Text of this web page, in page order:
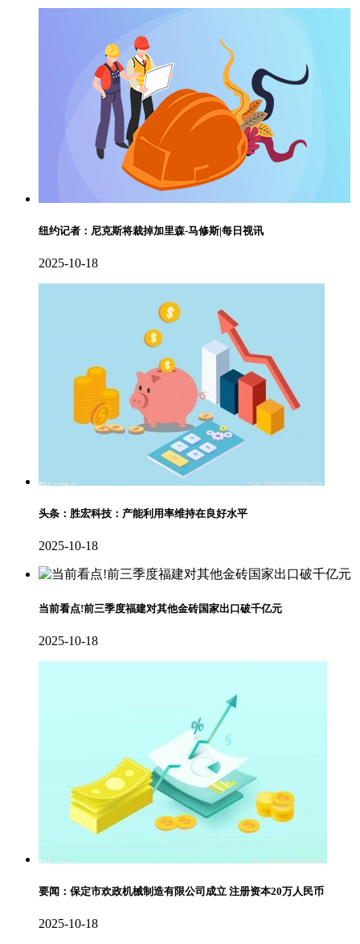
纽约记者：尼克斯将裁掉加里森-马修斯|每日视讯
2025-10-18
头条：胜宏科技：产能利用率维持在良好水平
2025-10-18
当前看点!前三季度福建对其他金砖国家出口破千亿元
2025-10-18
要闻：保定市欢政机械制造有限公司成立 注册资本20万人民币
2025-10-18